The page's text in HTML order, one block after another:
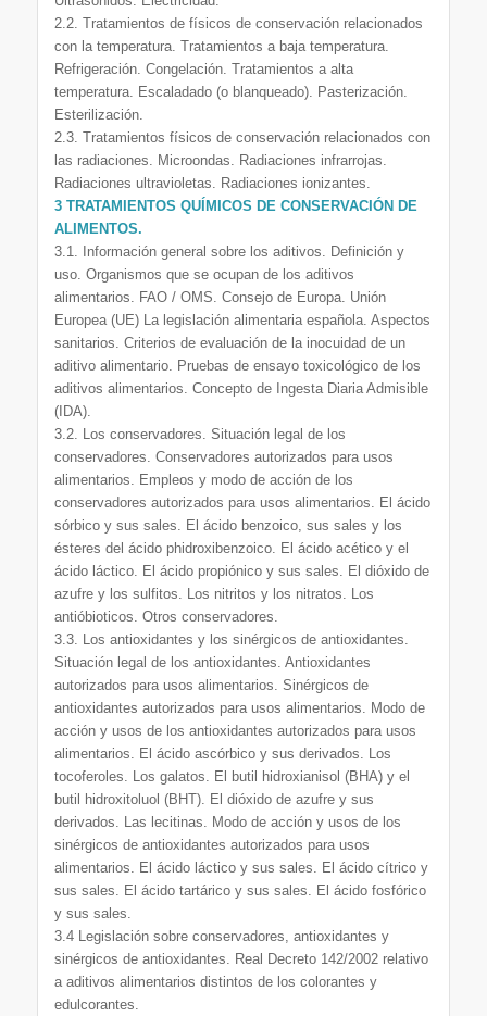
2.2. Tratamientos de físicos de conservación relacionados
con la temperatura. Tratamientos a baja temperatura.
Refrigeración. Congelación. Tratamientos a alta
temperatura. Escaladado (o blanqueado). Pasterización.
Esterilización.
2.3. Tratamientos físicos de conservación relacionados con
las radiaciones. Microondas. Radiaciones infrarrojas.
Radiaciones ultravioletas. Radiaciones ionizantes.
3 TRATAMIENTOS QUÍMICOS DE CONSERVACIÓN DE
ALIMENTOS.
3.1. Información general sobre los aditivos. Definición y
uso. Organismos que se ocupan de los aditivos
alimentarios. FAO / OMS. Consejo de Europa. Unión
Europea (UE) La legislación alimentaria española. Aspectos
sanitarios. Criterios de evaluación de la inocuidad de un
aditivo alimentario. Pruebas de ensayo toxicológico de los
aditivos alimentarios. Concepto de Ingesta Diaria Admisible
(IDA).
3.2. Los conservadores. Situación legal de los
conservadores. Conservadores autorizados para usos
alimentarios. Empleos y modo de acción de los
conservadores autorizados para usos alimentarios. El ácido
sórbico y sus sales. El ácido benzoico, sus sales y los
ésteres del ácido phidroxibenzoico. El ácido acético y el
ácido láctico. El ácido propiónico y sus sales. El dióxido de
azufre y los sulfitos. Los nitritos y los nitratos. Los
antióbioticos. Otros conservadores.
3.3. Los antioxidantes y los sinérgicos de antioxidantes.
Situación legal de los antioxidantes. Antioxidantes
autorizados para usos alimentarios. Sinérgicos de
antioxidantes autorizados para usos alimentarios. Modo de
acción y usos de los antioxidantes autorizados para usos
alimentarios. El ácido ascórbico y sus derivados. Los
tocoferoles. Los galatos. El butil hidroxianisol (BHA) y el
butil hidroxitoluol (BHT). El dióxido de azufre y sus
derivados. Las lecitinas. Modo de acción y usos de los
sinérgicos de antioxidantes autorizados para usos
alimentarios. El ácido láctico y sus sales. El ácido cítrico y
sus sales. El ácido tartárico y sus sales. El ácido fosfórico
y sus sales.
3.4 Legislación sobre conservadores, antioxidantes y
sinérgicos de antioxidantes. Real Decreto 142/2002 relativo
a aditivos alimentarios distintos de los colorantes y
edulcorantes.